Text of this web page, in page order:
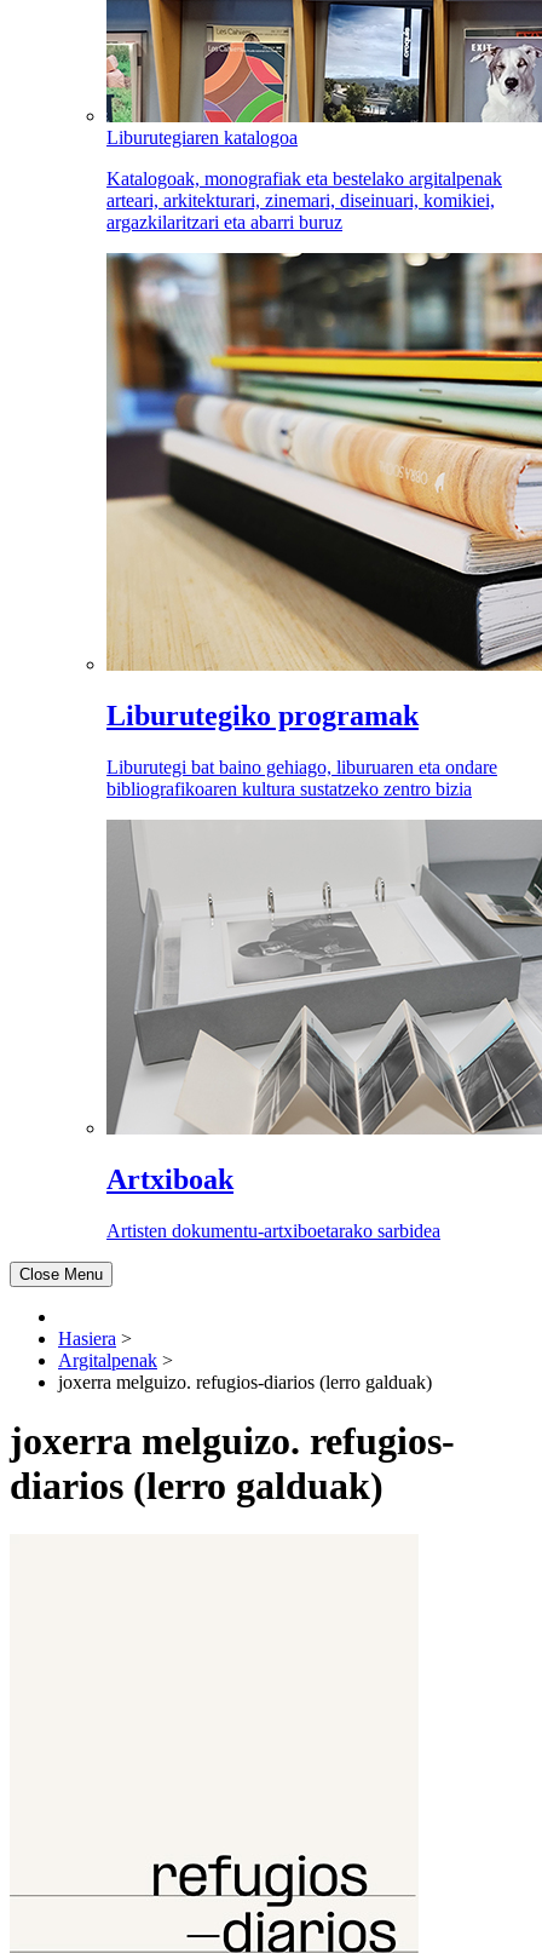
Liburutegiaren katalogoa
Katalogoak, monografiak eta bestelako argitalpenak
arteari, arkitekturari, zinemari, diseinuari, komikiei,
argazkilaritzari eta abarri buruz
Liburutegiko programak
Liburutegi bat baino gehiago, liburuaren eta ondare
bibliografikoaren kultura sustatzeko zentro bizia
Artxiboak
Artisten dokumentu-artxiboetarako sarbidea
Close Menu
Hasiera >
Argitalpenak >
joxerra melguizo. refugios-diarios (lerro galduak)
joxerra melguizo. refugios-
diarios (lerro galduak)